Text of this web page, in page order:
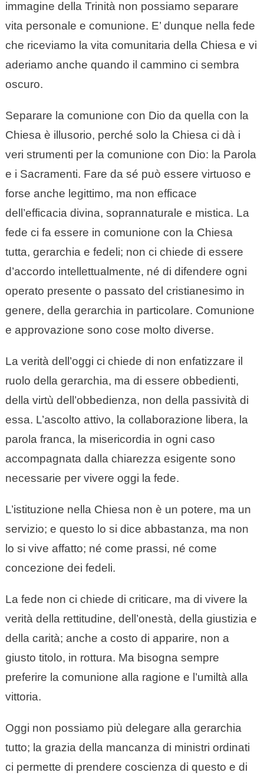
immagine della Trinità non possiamo separare
vita personale e comunione. E’ dunque nella fede
che riceviamo la vita comunitaria della Chiesa e vi
aderiamo anche quando il cammino ci sembra
oscuro.
Separare la comunione con Dio da quella con la
Chiesa è illusorio, perché solo la Chiesa ci dà i
veri strumenti per la comunione con Dio: la Parola
e i Sacramenti. Fare da sé può essere virtuoso e
forse anche legittimo, ma non efficace
dell’efficacia divina, soprannaturale e mistica. La
fede ci fa essere in comunione con la Chiesa
tutta, gerarchia e fedeli; non ci chiede di essere
d’accordo intellettualmente, né di difendere ogni
operato presente o passato del cristianesimo in
genere, della gerarchia in particolare. Comunione
e approvazione sono cose molto diverse.
La verità dell’oggi ci chiede di non enfatizzare il
ruolo della gerarchia, ma di essere obbedienti,
della virtù dell’obbedienza, non della passività di
essa. L’ascolto attivo, la collaborazione libera, la
parola franca, la misericordia in ogni caso
accompagnata dalla chiarezza esigente sono
necessarie per vivere oggi la fede.
L’istituzione nella Chiesa non è un potere, ma un
servizio; e questo lo si dice abbastanza, ma non
lo si vive affatto; né come prassi, né come
concezione dei fedeli.
La fede non ci chiede di criticare, ma di vivere la
verità della rettitudine, dell’onestà, della giustizia e
della carità; anche a costo di apparire, non a
giusto titolo, in rottura. Ma bisogna sempre
preferire la comunione alla ragione e l’umiltà alla
vittoria.
Oggi non possiamo più delegare alla gerarchia
tutto; la grazia della mancanza di ministri ordinati
ci permette di prendere coscienza di questo e di